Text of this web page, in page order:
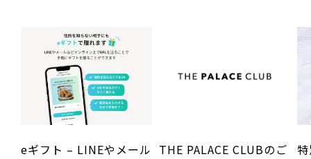
eギフト – LINEやメール THE PALACE CLUBのご